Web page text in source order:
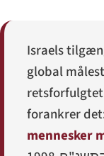
Israels
global
forankrer
mennesker